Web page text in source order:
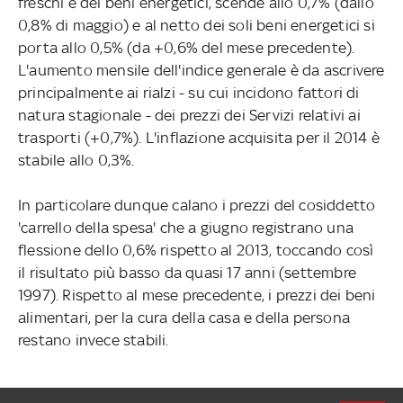
0,8% di maggio) e al netto dei soli beni energetici si
porta allo 0,5% (da +0,6% del mese precedente).
L'aumento mensile dell'indice generale è da ascrivere
principalmente ai rialzi - su cui incidono fattori di
natura stagionale - dei prezzi dei Servizi relativi ai
trasporti (+0,7%). L'inflazione acquisita per il 2014 è
stabile allo 0,3%.
In particolare dunque calano i prezzi del cosiddetto
'carrello della spesa' che a giugno registrano una
flessione dello 0,6% rispetto al 2013, toccando così
il risultato più basso da quasi 17 anni (settembre
1997). Rispetto al mese precedente, i prezzi dei beni
alimentari, per la cura della casa e della persona
restano invece stabili.